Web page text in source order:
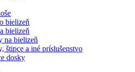
bielizeň
bielizeň
na bielizeň
štipce a iné príslušenstvo
dosky